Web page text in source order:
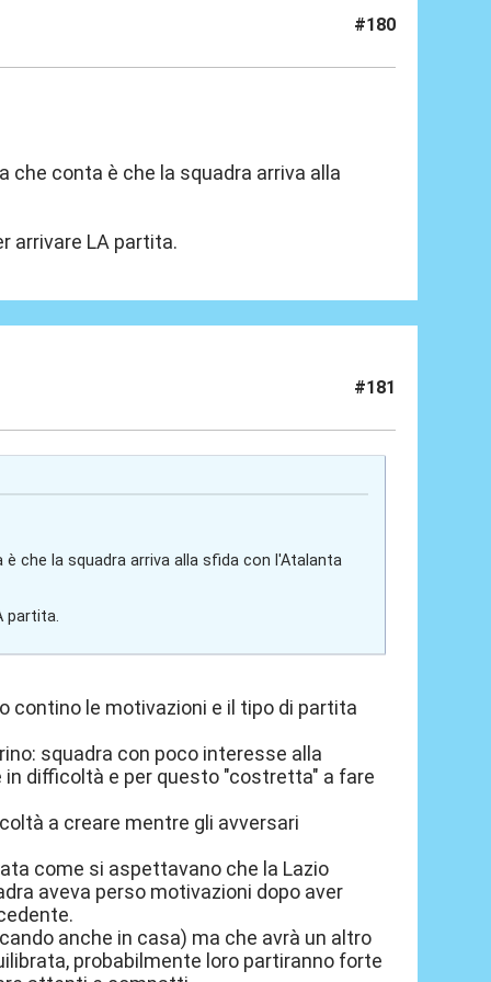
#180
che conta è che la squadra arriva alla
arrivare LA partita.
#181
che la squadra arriva alla sfida con l'Atalanta
partita.
contino le motivazioni e il tipo di partita
squadra con poco interesse alla
difficoltà e per questo "costretta" a fare
a creare mentre gli avversari
come si aspettavano che la Lazio
aveva perso motivazioni dopo aver
anche in casa) ma che avrà un altro
probabilmente loro partiranno forte